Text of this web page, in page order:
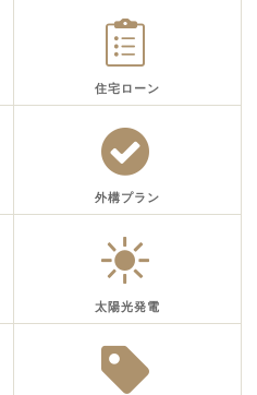
住宅ローン
外構プラン
太陽光発電